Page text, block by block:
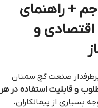
+ راهنمای
و
صنعت گچ سمنان
و قابلیت استفاده در هر
بسیاری از پیمانکاران،